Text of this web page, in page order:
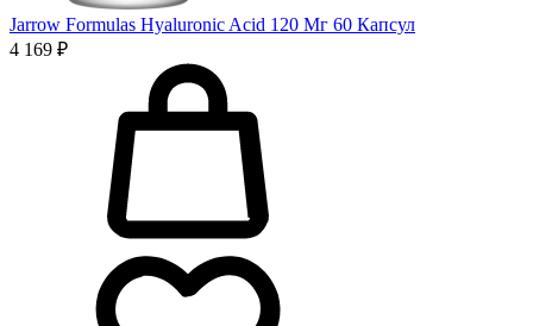
Jarrow Formulas Hyaluronic Acid 120 Мг 60 Капсул
4 169 ₽